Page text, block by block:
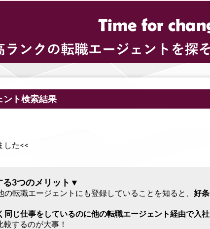
ント検索結果
した<<
る3つのメリット▼
転職エージェントにも登録していることを知ると、 好条
同じ仕事をしているのに他の転職エージェント経由で入社
するのが大事！